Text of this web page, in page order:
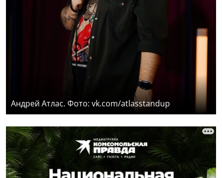
Андрей Атлас. Фото: vk.com/atlasstandup